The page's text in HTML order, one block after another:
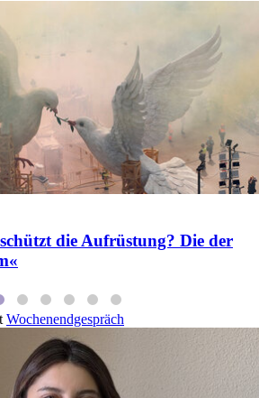
die Aufrüstung? Die der
Wochenendgespräch